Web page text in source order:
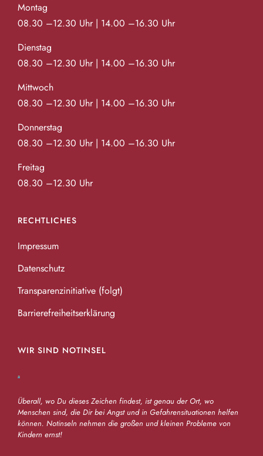
Montag
08.30 –12.30 Uhr | 14.00 –16.30 Uhr
Dienstag
08.30 –12.30 Uhr | 14.00 –16.30 Uhr
Mittwoch
08.30 –12.30 Uhr | 14.00 –16.30 Uhr
Donnerstag
08.30 –12.30 Uhr | 14.00 –16.30 Uhr
Freitag
08.30 –12.30 Uhr
RECHTLICHES
Impressum
Datenschutz
Transparenzinitiative (folgt)
Barrierefreiheitserklärung
WIR SIND NOTINSEL
Überall, wo Du dieses Zeichen findest, ist genau der Ort, wo
Menschen sind, die Dir bei Angst und in Gefahrensituationen helfen
können. Notinseln nehmen die großen und kleinen Probleme von
Kindern ernst!